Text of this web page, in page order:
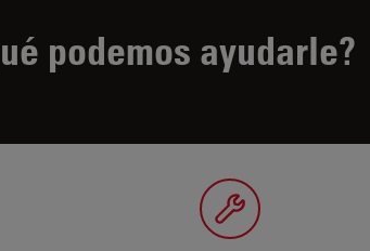
podemos ayudarle?